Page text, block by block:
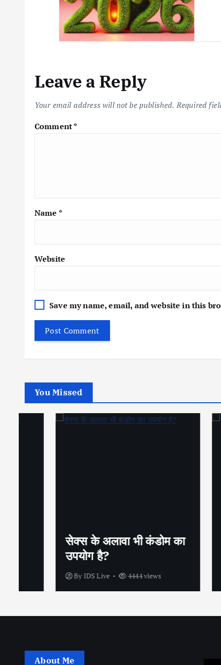
Leave a Reply
Your email address will not be published. Required
Comment*
Name *
Website
Save my name, email, and website in this
You Missed
सेक्स के अलावा भी कंडोम का
उपयोग है?
IDS Live 4444 views
About Me